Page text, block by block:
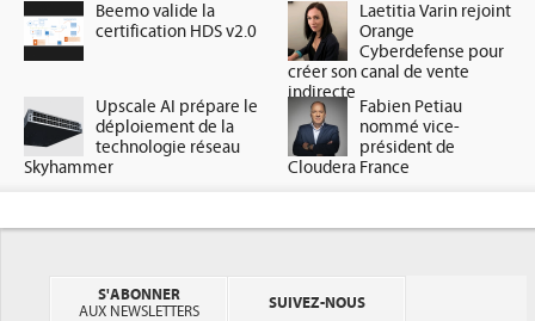
Beemo valide la
certification HDS v2.0
Laetitia Varin rejoint
Orange
Cyberdefense pour
créer son canal de vente
indirecte
Upscale AI prépare le
déploiement de la
technologie réseau
Skyhammer
Fabien Petiau
nommé vice-
président de
Cloudera France
S'ABONNER
AUX NEWSLETTERS
SUIVEZ-NOUS